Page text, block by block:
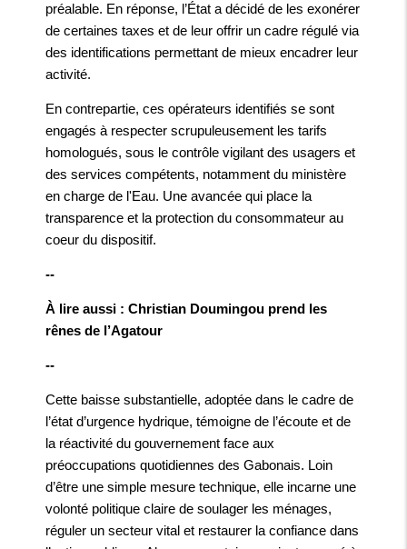
préalable. En réponse, l’État a décidé de les exonérer
de certaines taxes et de leur offrir un cadre régulé via
des identifications permettant de mieux encadrer leur
activité.
En contrepartie, ces opérateurs identifiés se sont
engagés à respecter scrupuleusement les tarifs
homologués, sous le contrôle vigilant des usagers et
des services compétents, notamment du ministère
en charge de l'Eau. Une avancée qui place la
transparence et la protection du consommateur au
coeur du dispositif.
--
À lire aussi : Christian Doumingou prend les
rênes de l’Agatour
--
Cette baisse substantielle, adoptée dans le cadre de
l’état d’urgence hydrique, témoigne de l’écoute et de
la réactivité du gouvernement face aux
préoccupations quotidiennes des Gabonais. Loin
d’être une simple mesure technique, elle incarne une
volonté politique claire de soulager les ménages,
réguler un secteur vital et restaurer la confiance dans